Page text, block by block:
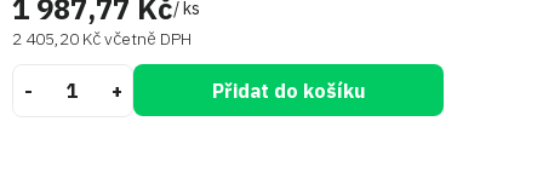
1 987,77 Kč/ ks
2 405,20 Kč včetně DPH
Přidat do košíku